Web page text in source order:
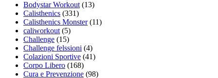
Bodystar Workout (13)
Calisthenics (331)
Calisthenics Monster(11)
caliworkout (5)
Challenge (15)
Challenge felssioni (4)
Colazioni Sportive (41)
Corpo Libero (168)
Cura e Prevenzione (98)